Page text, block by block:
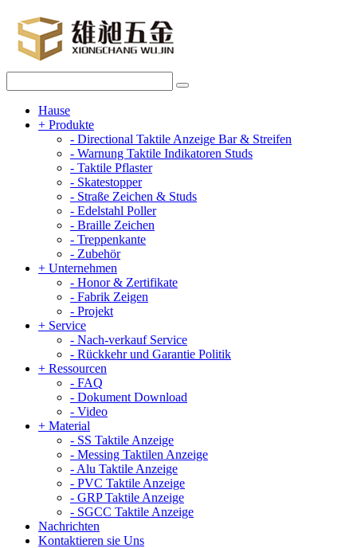
Hause
+ Produkte
- Directional Taktile Anzeige Bar & Streifen
- Warnung Taktile Indikatoren Studs
- Taktile Pflaster
- Skatestopper
- Straße Zeichen & Studs
- Edelstahl Poller
- Braille Zeichen
- Treppenkante
- Zubehör
+ Unternehmen
- Honor & Zertifikate
- Fabrik Zeigen
- Projekt
+ Service
- Nach-verkauf Service
- Rückkehr und Garantie Politik
+ Ressourcen
- FAQ
- Dokument Download
- Video
+ Material
- SS Taktile Anzeige
- Messing Taktilen Anzeige
- Alu Taktile Anzeige
- PVC Taktile Anzeige
- GRP Taktile Anzeige
- SGCC Taktile Anzeige
Nachrichten
Kontaktieren sie Uns